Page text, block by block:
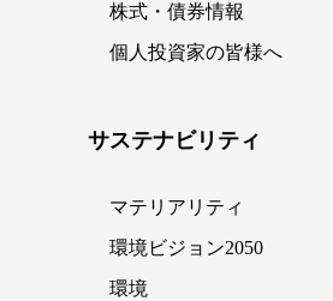
株式・債券情報
個人投資家の皆様へ
サステナビリティ
マテリアリティ
環境ビジョン2050
環境